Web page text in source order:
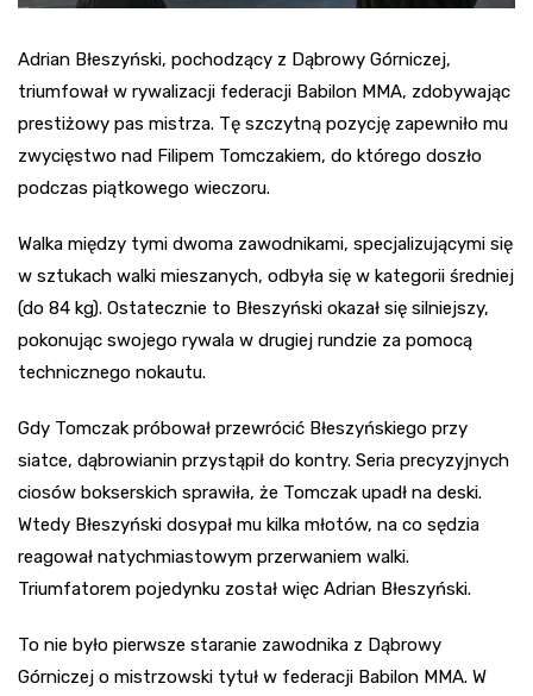
Adrian Błeszyński, pochodzący z Dąbrowy Górniczej,
triumfował w rywalizacji federacji Babilon MMA, zdobywając
prestiżowy pas mistrza. Tę szczytną pozycję zapewniło mu
zwycięstwo nad Filipem Tomczakiem, do którego doszło
podczas piątkowego wieczoru.
Walka między tymi dwoma zawodnikami, specjalizującymi się
w sztukach walki mieszanych, odbyła się w kategorii średniej
(do 84 kg). Ostatecznie to Błeszyński okazał się silniejszy,
pokonując swojego rywala w drugiej rundzie za pomocą
technicznego nokautu.
Gdy Tomczak próbował przewrócić Błeszyńskiego przy
siatce, dąbrowianin przystąpił do kontry. Seria precyzyjnych
ciosów bokserskich sprawiła, że Tomczak upadł na deski.
Wtedy Błeszyński dosypał mu kilka młotów, na co sędzia
reagował natychmiastowym przerwaniem walki.
Triumfatorem pojedynku został więc Adrian Błeszyński.
To nie było pierwsze staranie zawodnika z Dąbrowy
Górniczej o mistrzowski tytuł w federacji Babilon MMA. W